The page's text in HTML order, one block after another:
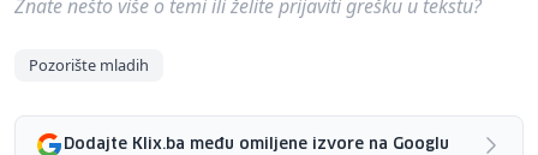
Znate nešto više o temi ili želite prijaviti grešku u tekstu?
Pozorište mladih
Dodajte Klix.ba među omiljene izvore na Googlu